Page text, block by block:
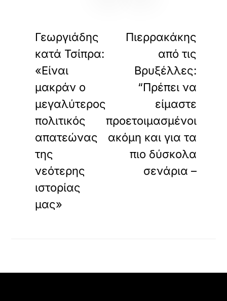
Γεωργιάδης
κατά Τσίπρα:
«Είναι
μακράν ο
μεγαλύτερος
πολιτικός
απατεώνας
της
νεότερης
ιστορίας
μας»
Πιερρακάκης
από τις
Βρυξέλλες:
“Πρέπει να
είμαστε
προετοιμασμένοι
ακόμη και για τα
πιο δύσκολα
σενάρια –